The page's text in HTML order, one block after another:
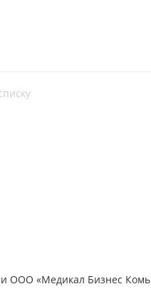
и ООО «Медикал Бизнес